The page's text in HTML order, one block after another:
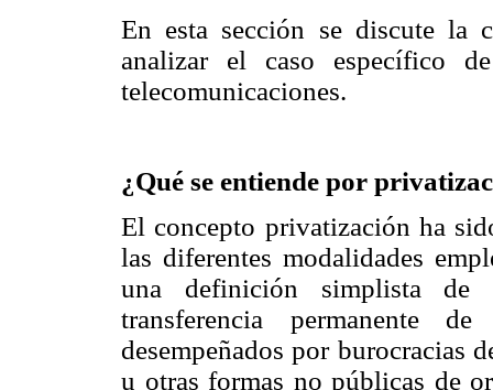
En esta sección se discute la
analizar el caso específico
telecomunicaciones.
¿Qué se entiende por
El concepto privatización ha
las diferentes modalidades
una definición simplista de
transferencia permanente
desempeñados por burocracias
u otras formas no públicas de